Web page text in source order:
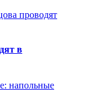
в